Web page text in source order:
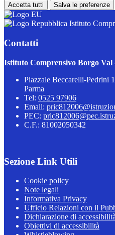
Accetta tutti Salva le preferenze
Istituto
Contatti
Istituto Comprensivo Borgo Val
Piazzale Beccarelli-Pedrini
Parma
Tel: 0525 97906
Email:
PEC:
C.F.: 81002050342
Sezione Link Utili
Cookie policy
Note legali
Informativa Privacy
Ufficio Relazioni con il
Dichiarazione di accessibilità
Obiettivi di accessibilità